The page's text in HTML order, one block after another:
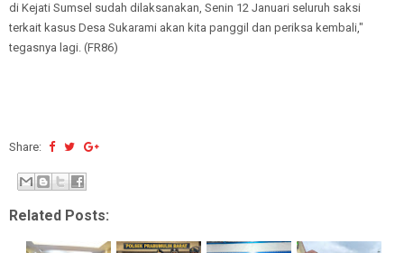
di Kejati Sumsel sudah dilaksanakan, Senin 12 Januari seluruh saksi
terkait kasus Desa Sukarami akan kita panggil dan periksa kembali,"
tegasnya lagi. (FR86)
Share:
Related Posts: